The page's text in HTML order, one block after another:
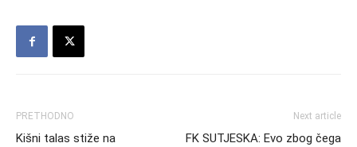
PRETHODNO
Kišni talas stiže na
Next article
FK SUTJESKA: Evo zbog čega